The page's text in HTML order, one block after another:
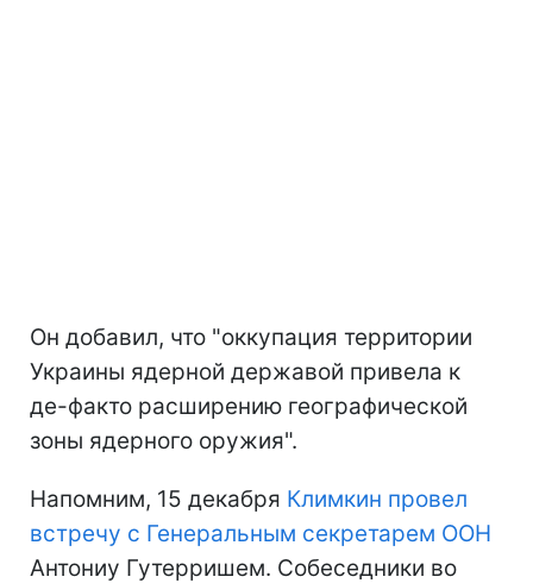
Он добавил, что "оккупация территории
Украины ядерной державой привела к
де-факто расширению географической
зоны ядерного оружия".
Напомним, 15 декабря Климкин провел
встречу с Генеральным секретарем ООН
Антониу Гутерришем. Собеседники во